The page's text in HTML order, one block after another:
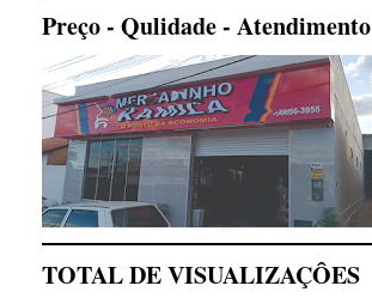
Preço - Qulidade - Atendimento
TOTAL DE VISUALIZAÇÔES